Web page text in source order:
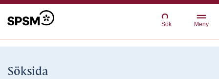
Sök Meny
Söksida